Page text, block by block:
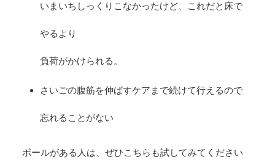
いまいちしっくりこなかったけど、これだと床で
やるより
負荷がかけられる。
さいごの腹筋を伸ばすケアまで続けて行えるので
忘れることがない
ボールがある人は、ぜひこちらも試してみてください